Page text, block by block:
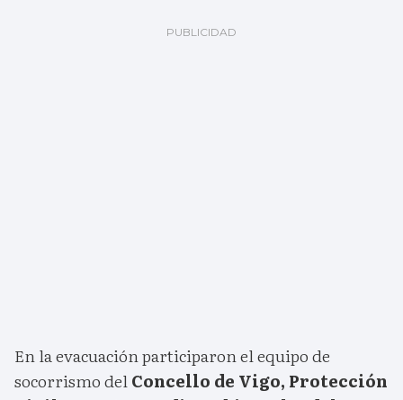
En la evacuación participaron el equipo de
socorrismo delConcello de Vigo, Protección